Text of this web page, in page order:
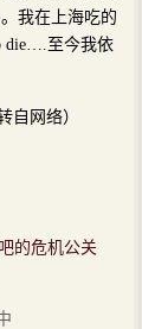
我在上海吃的
die….至今我依
自网络）
的危机公关